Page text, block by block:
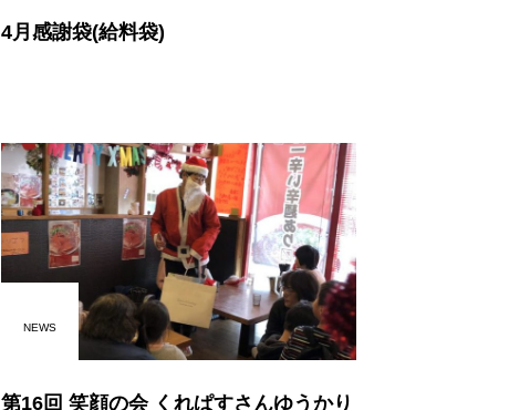
4月感謝袋(給料袋)
NEWS
第16回 笑顔の会 くれぱすさんゆうかり